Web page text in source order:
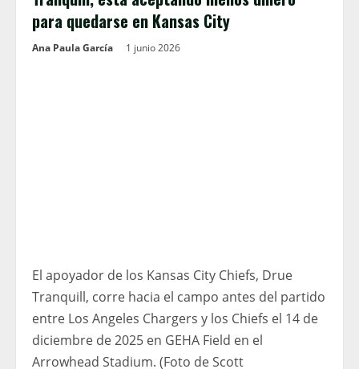
para quedarse en Kansas City
Ana Paula García 1 junio 2026
El apoyador de los Kansas City Chiefs, Drue
Tranquill, corre hacia el campo antes del partido
entre Los Angeles Chargers y los Chiefs el 14 de
diciembre de 2025 en GEHA Field en el
Arrowhead Stadium. (Foto de Scott